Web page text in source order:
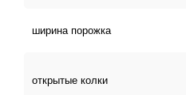
ширина порожка
открытые колки